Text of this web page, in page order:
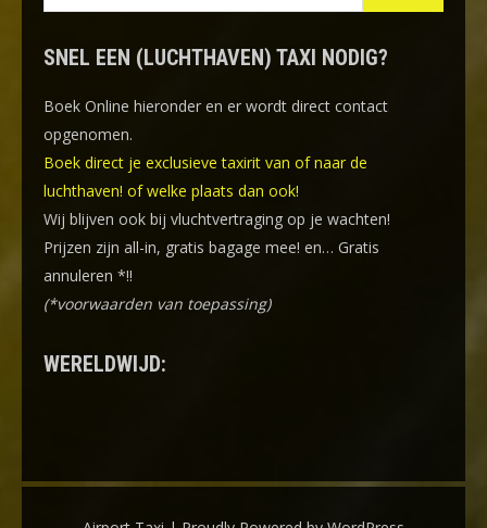
SNEL EEN (LUCHTHAVEN) TAXI NODIG?
Boek Online hieronder en er wordt direct contact
opgenomen.
Boek direct je exclusieve taxirit van of naar de
luchthaven! of welke plaats dan ook!
Wij blijven ook bij vluchtvertraging op je wachten!
Prijzen zijn all-in, gratis bagage mee! en… Gratis
annuleren *!!
(*voorwaarden van toepassing)
WERELDWIJD: